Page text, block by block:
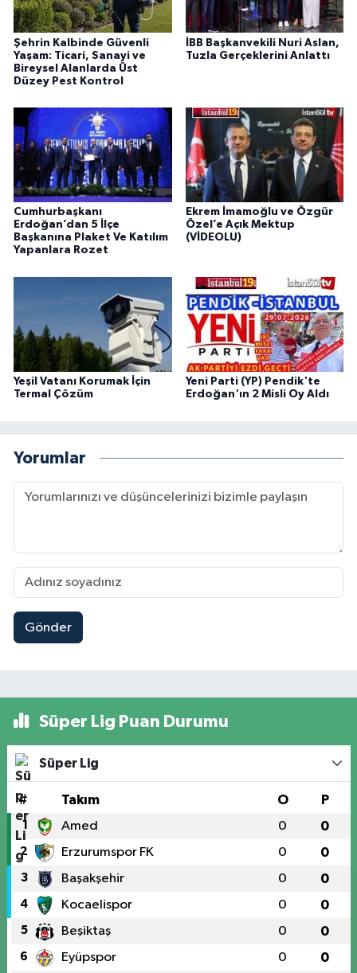
Şehrin Kalbinde Güvenli
Yaşam: Ticari, Sanayi ve
Bireysel Alanlarda Üst
Düzey Pest Kontrol
İBB Başkanvekili Nuri Aslan,
Tuzla Gerçeklerini Anlattı
Cumhurbaşkanı
Erdoğan’dan 5 İlçe
Başkanına Plaket Ve Katılım
Yapanlara Rozet
Ekrem İmamoğlu ve Özgür
Özel’e Açık Mektup
(VİDEOLU)
Yeşil Vatanı Korumak İçin
Termal Çözüm
Yeni Parti (YP) Pendik'te
Erdoğan'ın 2 Misli Oy Aldı
Yorumlar
Gönder
Süper Lig Puan Durumu
Süper Lig
# Takım O P
1 Amed 0 0
2 Erzurumspor FK 0 0
3 Başakşehir 0 0
4 Kocaelispor 0 0
5 Beşiktaş 0 0
6 Eyüpspor 0 0